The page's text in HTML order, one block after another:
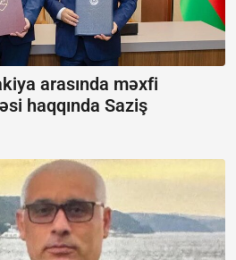
arasında məxfi
haqqında Saziş